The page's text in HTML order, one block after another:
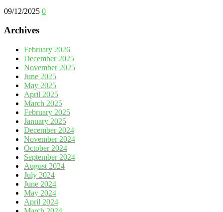
09/12/2025 0
Archives
February 2026
December 2025
November 2025
June 2025
May 2025
April 2025
March 2025
February 2025
January 2025
December 2024
November 2024
October 2024
September 2024
August 2024
July 2024
June 2024
May 2024
April 2024